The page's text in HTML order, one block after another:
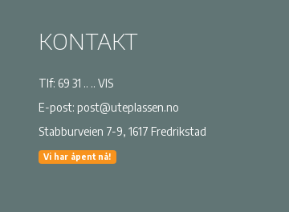
KONTAKT
Tlf: 69 31 .. .. VIS
E-post: post@uteplassen.no
Stabburveien 7-9, 1617 Fredrikstad
Vi har åpent nå!